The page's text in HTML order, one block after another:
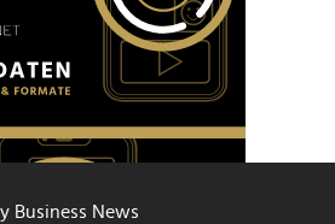
Business News